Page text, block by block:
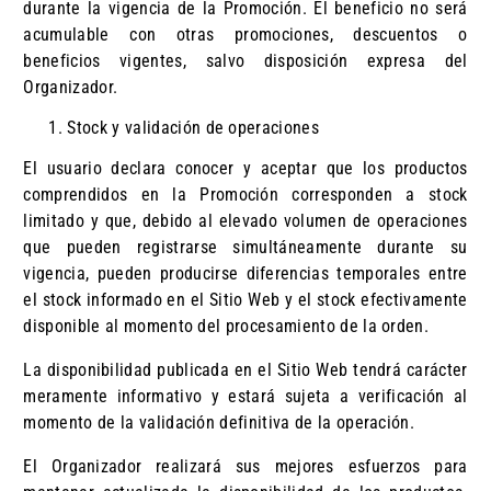
durante la vigencia de la Promoción. El beneficio no será
acumulable con otras promociones, descuentos o
beneficios vigentes, salvo disposición expresa del
Organizador.
Stock y validación de operaciones
El usuario declara conocer y aceptar que los productos
comprendidos en la Promoción corresponden a stock
limitado y que, debido al elevado volumen de operaciones
que pueden registrarse simultáneamente durante su
vigencia, pueden producirse diferencias temporales entre
el stock informado en el Sitio Web y el stock efectivamente
disponible al momento del procesamiento de la orden.
La disponibilidad publicada en el Sitio Web tendrá carácter
meramente informativo y estará sujeta a verificación al
momento de la validación definitiva de la operación.
El Organizador realizará sus mejores esfuerzos para